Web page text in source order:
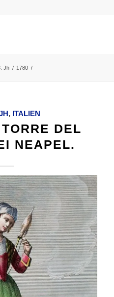
Jh / 1780 /
, ITALIEN
DEL
NEAPEL.